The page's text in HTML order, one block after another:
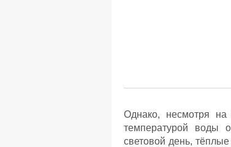
Однако, несмотря
температурой воды
световой день,